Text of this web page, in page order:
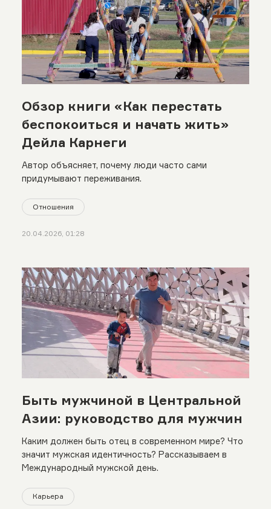
Обзор книги «Как перестать
беспокоиться и начать жить»
Дейла Карнеги
Автор объясняет, почему люди часто сами
придумывают переживания.
Отношения
20.04.2026, 01:28
Быть мужчиной в Центральной
Азии: руководство для мужчин
Каким должен быть отец в современном мире? Что
значит мужская идентичность? Рассказываем в
Международный мужской день.
Карьера